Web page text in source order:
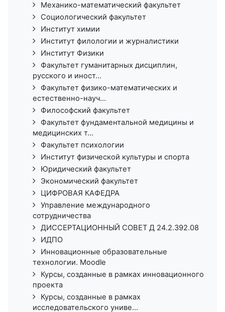
Механико-математический факультет
Социологический факультет
Институт химии
Институт филологии и журналистики
Институт Физики
Факультет гуманитарных дисциплин,
русского и иност...
Факультет физико-математических и
естественно-науч...
Философский факультет
Факультет фундаментальной медицины и
медицинских т...
Факультет психологии
Институт физической культуры и спорта
Юридический факультет
Экономический факультет
ЦИФРОВАЯ КАФЕДРА
Управление международного
сотрудничества
ДИССЕРТАЦИОННЫЙ СОВЕТ Д 24.2.392.08
ИДПО
Инновационные образовательные
технологии. Moodle
Курсы, созданные в рамках инновационного
проекта
Курсы, созданные в рамках
исследовательского униве...